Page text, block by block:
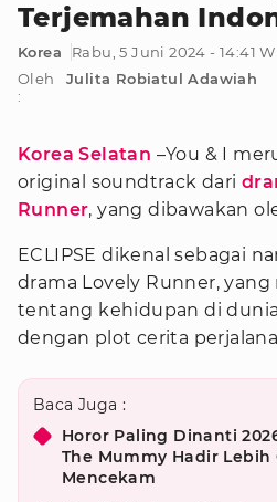
Terjemahan
Korea
Rabu, 5 Juni 2024 - 14:41
Oleh
:
Julita Robiatul Adawiah
Korea Selatan –You & I
original soundtrack dari
Runner, yang dibawakan
ECLIPSE dikenal sebagai
drama Lovely Runner,
tentang kehidupan di
dengan plot cerita
Baca Juga :
Horor Paling Dinanti
The Mummy Hadir Lebih
Mencekam